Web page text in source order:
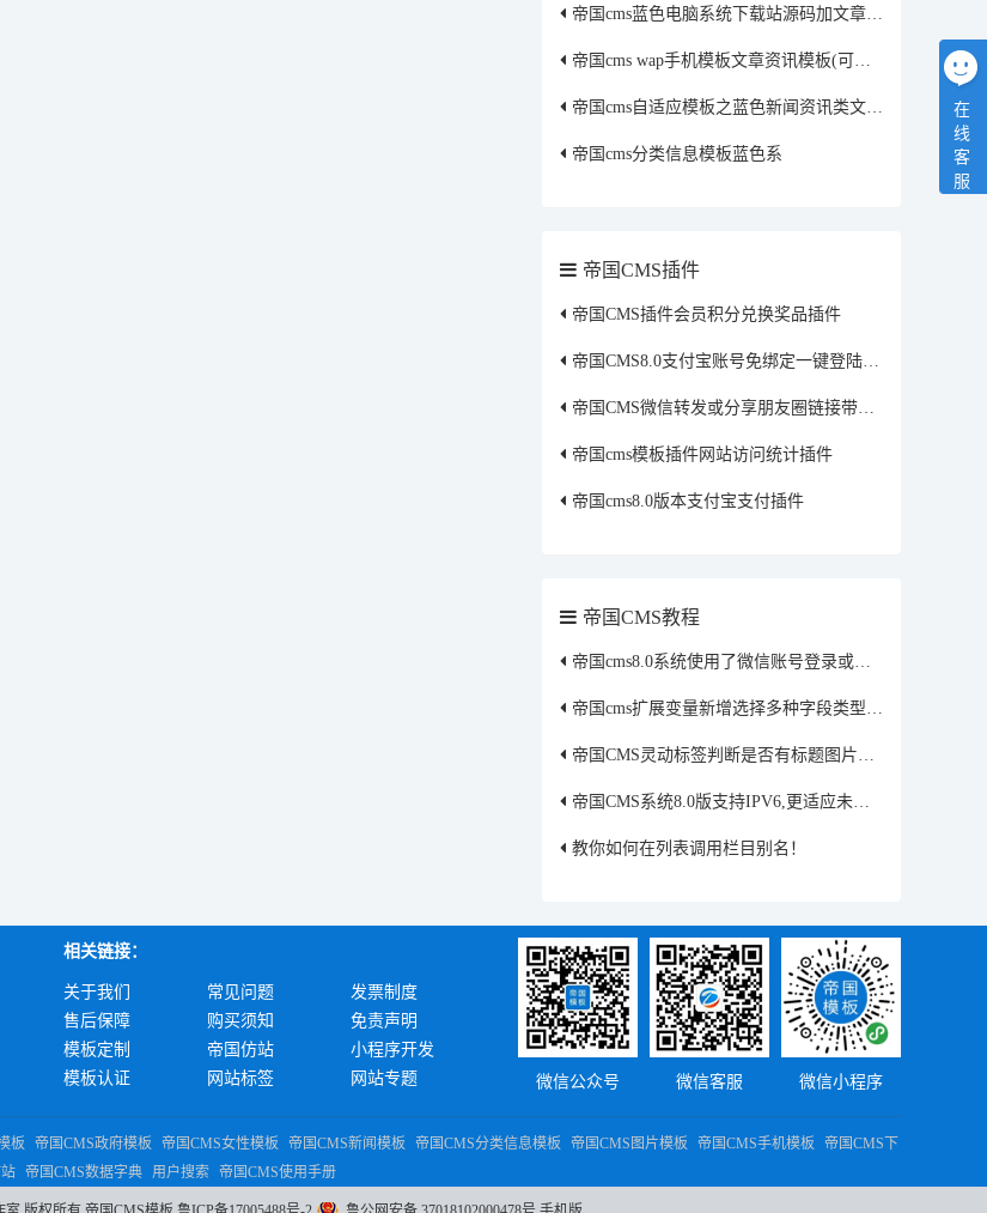
帝国cms蓝色电脑系统下载站源码加文章资讯模板
帝国cms wap手机模板文章资讯模板(可改颜色)
帝国cms自适应模板之蓝色新闻资讯类文章图库模板
帝国cms分类信息模板蓝色系
帝国CMS插件
帝国CMS插件会员积分兑换奖品插件
帝国CMS8.0支付宝账号免绑定一键登陆插件
帝国CMS微信转发或分享朋友圈链接带图片描述插件
帝国cms模板插件网站访问统计插件
帝国cms8.0版本支付宝支付插件
帝国CMS教程
帝国cms8.0系统使用了微信账号登录或者qq账号登录获取的头像保存到本地方法
帝国cms扩展变量新增选择多种字段类型修改方法
帝国CMS灵动标签判断是否有标题图片并输出
帝国CMS系统8.0版支持IPV6,更适应未来趋势
教你如何在列表调用栏目别名！
相关链接：
关于我们 常见问题
发票制度
售后保障
购买须知
免责声明
模板定制
帝国仿站
小程序开发
模板认证
网站标签 网站专题 微信公众号 微信客服 微信小程序
板 帝国CMS政府模板 帝国CMS女性模板 帝国CMS新闻模板 帝国CMS分类信息模板 帝国CMS图片模板 帝国CMS手机模板
帝国CMS下
帝国CMS数据字典 用户搜索 帝国CMS使用手册
在
线
客
服